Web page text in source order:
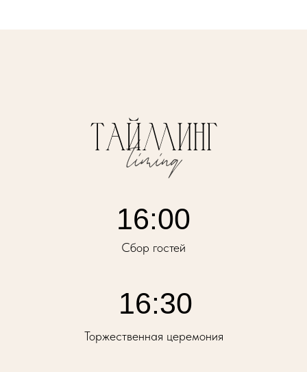
Торжественная церемония
Сбор гостей
16:00
16:30